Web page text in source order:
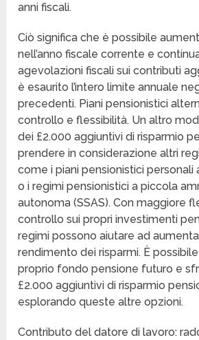
anni fiscali.
Ciò significa che è possibile
nell’anno fiscale corrente e
agevolazioni fiscali sui contributi
è esaurito l’intero limite annuale
precedenti. Piani pensionistici
controllo e flessibilità. Un altro
dei £2.000 aggiuntivi di risparmio
prendere in considerazione altri
come i piani pensionistici personali
o i regimi pensionistici a piccola
autonoma (SSAS). Con maggiore
controllo sui propri investimenti
regimi possono aiutare ad
rendimento dei risparmi. È
proprio fondo pensione futuro e
£2.000 aggiuntivi di risparmio
esplorando queste altre opzioni.
Contributo del datore di lavoro: